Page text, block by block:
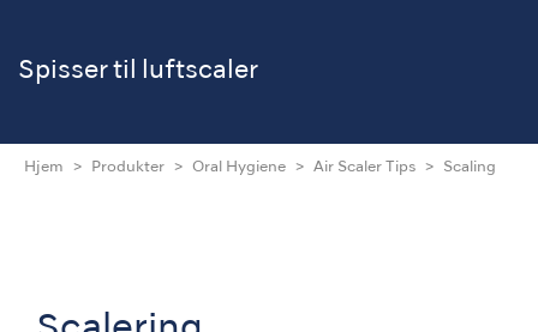
Spisser til luftscaler
Hjem Produkter Oral Hygiene Air Scaler Tips Scaling